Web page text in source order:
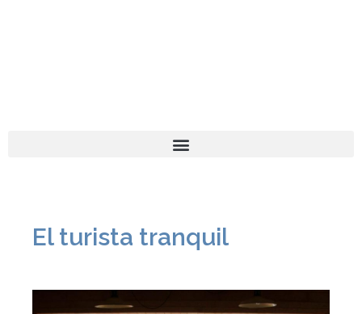
El turista tranquil